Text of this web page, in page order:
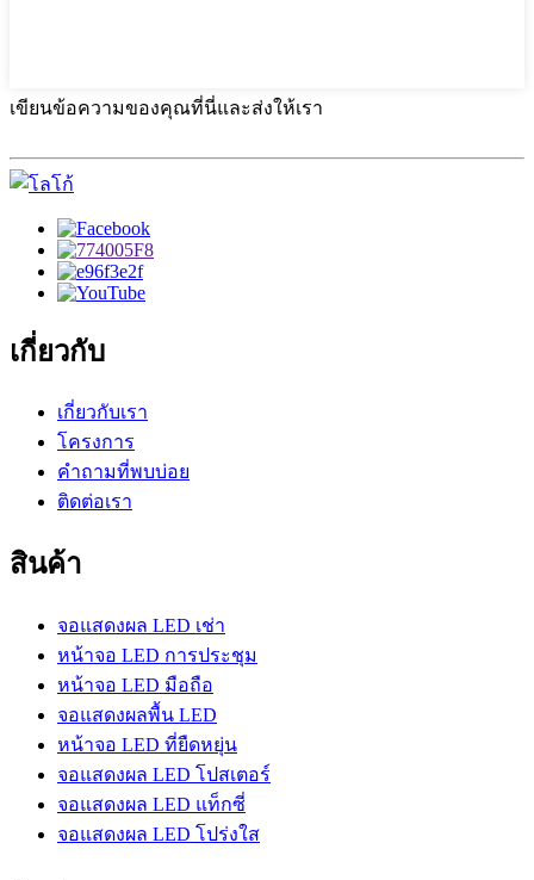
เขียนข้อความของคุณที่นี่และส่งให้เรา
เกี่ยวกับ
เกี่ยวกับเรา
โครงการ
คำถามที่พบบ่อย
ติดต่อเรา
สินค้า
จอแสดงผล LED เช่า
หน้าจอ LED การประชุม
หน้าจอ LED มือถือ
จอแสดงผลพื้น LED
หน้าจอ LED ที่ยืดหยุ่น
จอแสดงผล LED โปสเตอร์
จอแสดงผล LED แท็กซี่
จอแสดงผล LED โปร่งใส